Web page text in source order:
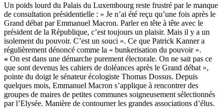
Un poids lourd du Palais du Luxembourg reste frustré par le manque
de consultation présidentielle : « Je n’ai été reçu qu’une fois après le
Grand débat par Emmanuel Macron. Parler en tête à tête avec le
président de la République, c’est toujours un plaisir. Mais il y a un
isolement du pouvoir. C’est un souci ». Ce que Patrick Kanner a
régulièrement dénoncé comme la « bunkerisation du pouvoir ».
« On est dans une démarche purement électorale. On ne sait pas ce
que sont devenus les cahiers de doléances après le Grand débat »,
pointe du doigt le sénateur écologiste Thomas Dossus. Depuis
quelques mois, Emmanuel Macron s’applique à rencontrer des
groupes de maires de petites communes soigneusement sélectionnés
par l’Elysée. Manière de contourner les grandes associations d’élus.